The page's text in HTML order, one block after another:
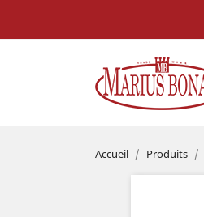
Accueil Produits